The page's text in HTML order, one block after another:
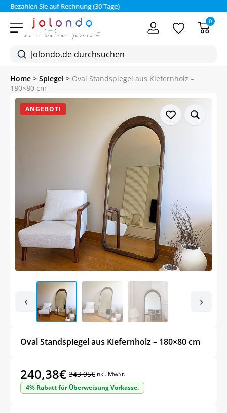
Bezahlen Sie auf Rechnung (30 Tage)
0
Home > Spiegel > Oval Standspiegel aus Kiefernholz –
180×80 cm
ANGEBOT!
‹ ›
Oval Standspiegel aus Kiefernholz – 180×80 cm
343,95€
Ursprünglicher
Preis
240,38€
Aktueller
Preis
inkl. MwSt.
4% Rabatt für Überweisung Vorkasse.